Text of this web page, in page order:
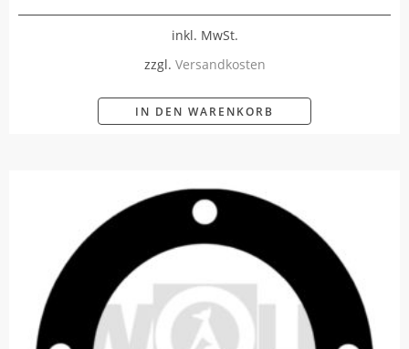
inkl. MwSt.
zzgl. Versandkosten
IN DEN WARENKORB